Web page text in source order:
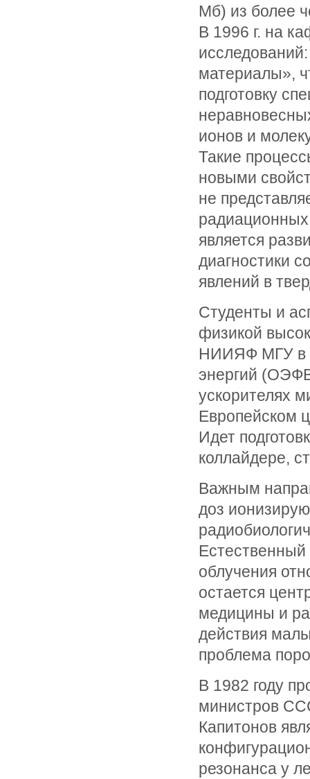
Мб) из более
В 1996 г. на
материалы»,
подготовку
ионов и
Такие
новыми
не
является
диагностики
явлений в
Студенты и
физикой
НИИЯФ МГУ в
энергий
ускорителях
Европейском
Идет
коллайдере,
Важным
доз
облучения
остается
медицины и
действия
проблема
В 1982 году
министров
Капитонов
резонанса у